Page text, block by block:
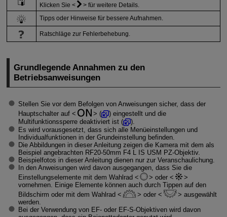
Klicken Sie
für weitere Details.
Tipps oder Hinweise für bessere Aufnahmen.
Ratschläge zur Fehlerbehebung.
Grundlegende Annahmen zu den
Betriebsanweisungen
Stellen Sie vor dem Befolgen von Anweisungen sicher, dass der
Hauptschalter auf
(
) eingestellt und die
Multifunktionssperre deaktiviert ist (
).
Es wird vorausgesetzt, dass sich alle Menüeinstellungen und
Individualfunktionen in der Grundeinstellung befinden.
Die Abbildungen in dieser Anleitung zeigen die Kamera mit dem als
Beispiel angebrachten RF20-50mm F4 L IS USM PZ-Objektiv.
Beispielfotos in dieser Anleitung dienen nur zur Veranschaulichung.
In den Anweisungen wird davon ausgegangen, dass Sie die
Einstellungselemente mit dem Wahlrad
oder
vornehmen. Einige Elemente können auch durch Tippen auf den
Bildschirm oder mit dem Wahlrad
oder
ausgewählt
werden.
Bei der Verwendung von EF- oder EF-S-Objektiven wird davon